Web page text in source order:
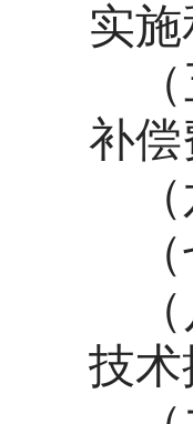
实
补偿
技术